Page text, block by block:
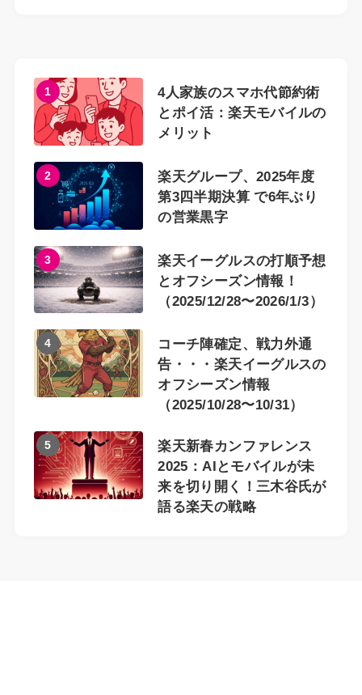
1
4人家族のスマホ代節約術
とポイ活：楽天モバイルの
メリット
2
楽天グループ、2025年度
第3四半期決算 で6年ぶり
の営業黒字
3
楽天イーグルスの打順予想
とオフシーズン情報！
（2025/12/28〜2026/1/3）
4
コーチ陣確定、戦力外通
告・・・楽天イーグルスの
オフシーズン情報
（2025/10/28〜10/31）
5
楽天新春カンファレンス
2025：AIとモバイルが未
来を切り開く！三木谷氏が
語る楽天の戦略